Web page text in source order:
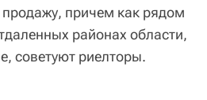
причем как рядом
районах области,
советуют риелторы.